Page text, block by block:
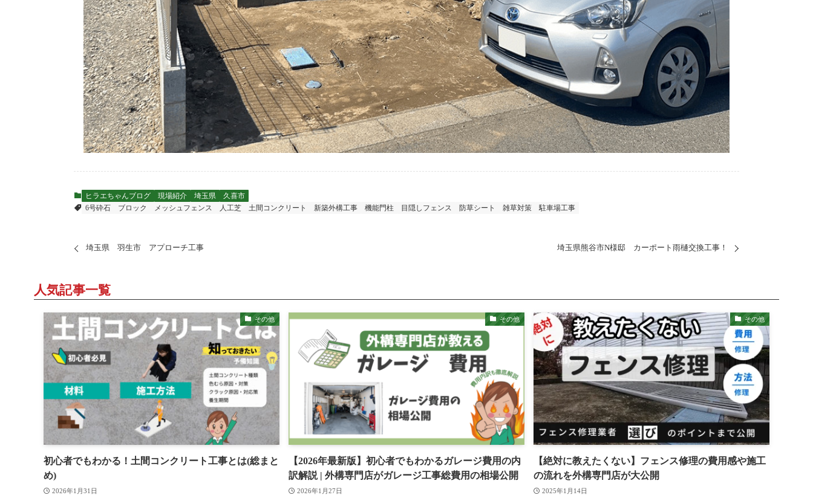
ヒラエちゃんブログ 現場紹介 埼玉県
久喜市
6号砕石
ブロック メッシュフェンス 人工芝 土間コンクリート 新築外構工事 機能門柱 目隠しフェンス 防草シート 雑草対策 駐車場工事
埼玉県 羽生市 アプローチ工事 埼玉県熊谷市N様邸 カーポート雨樋交換工事！
人気記事一覧
その他
初心者でもわかる！土間コンクリート工事とは(総まと
め)
2026年1月31日
その他
【2026年最新版】初心者でもわかるガレージ費用の内
訳解説 | 外構専門店がガレージ工事総費用の相場公開
2026年1月27日
その他
【絶対に教えたくない】フェンス修理の費用感や施工
の流れを外構専門店が大公開
2025年1月14日